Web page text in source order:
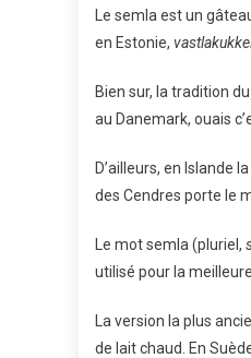
Le semla est un
en Estonie,
Bien sur, la tradition
au Danemark, ouais
D’ailleurs, en Islande
des Cendres porte le
Le mot semla (pluriel,
utilisé pour la
La version la plus
de lait chaud. En